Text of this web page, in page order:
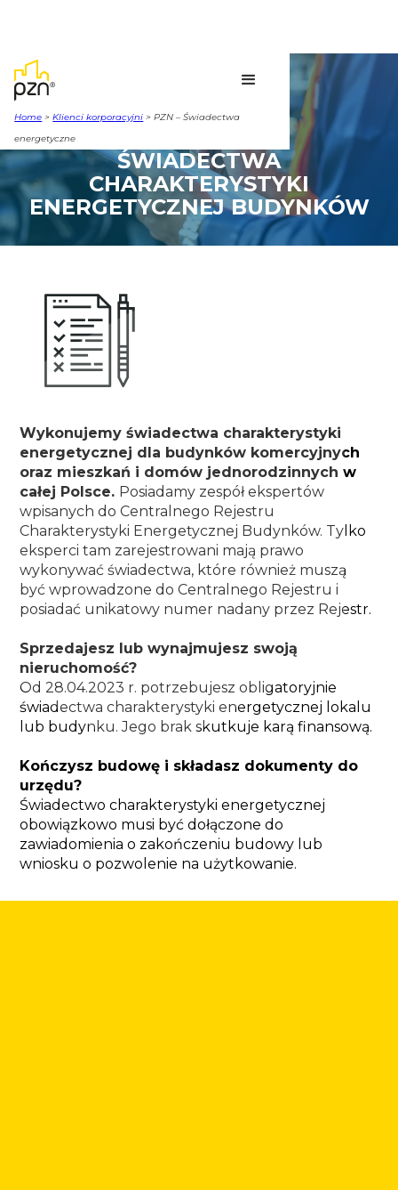
Home >Klienci korporacyjni > PZN – Świadectwa
energetyczne
ŚWIADECTWA
CHARAKTERYSTYKI
ENERGETYCZNEJ BUDYNKÓW
Wykonujemy świadectwa charakterystyki
energetycznej dla budynków komercyjnych
oraz mieszkań i domów jednorodzinnych w
całej Polsce. Posiadamy zespół ekspertów
wpisanych do Centralnego Rejestru
Charakterystyki Energetycznej Budynków. Tylko
eksperci tam zarejestrowani mają prawo
wykonywać świadectwa, które również muszą
być wprowadzone do Centralnego Rejestru i
posiadać unikatowy numer nadany przez Rejestr.
Sprzedajesz lub wynajmujesz swoją
nieruchomość?
Od 28.04.2023 r. potrzebujesz obligatoryjnie
świadectwa charakterystyki energetycznej lokalu
lub budynku. Jego brak skutkuje karą finansową.
Kończysz budowę i składasz dokumenty do
urzędu?
Świadectwo charakterystyki energetycznej
obowiązkowo musi być dołączone do
zawiadomienia o zakończeniu budowy lub
wniosku o pozwolenie na użytkowanie.